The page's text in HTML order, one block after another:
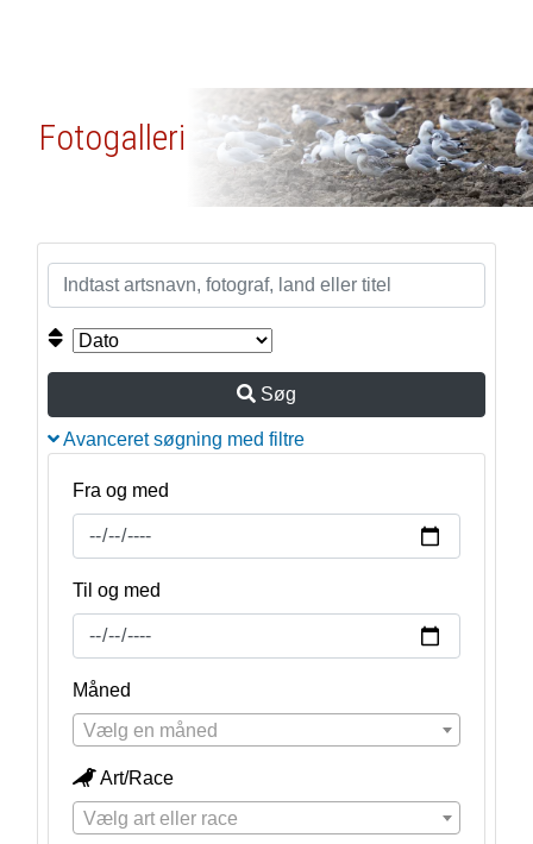
Fotogalleri
Søg
Avanceret søgning med filtre
Fra og med
Til og med
Måned
Vælg en måned
Art/Race
Vælg art eller race